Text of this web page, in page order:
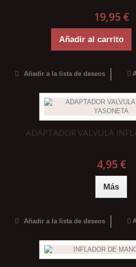
19,95 €
Añadir al carrito
Añadir a la lista de deseos
ADAPTADOR VALVULA
4,95 €
Más
Añadir a la lista de deseos